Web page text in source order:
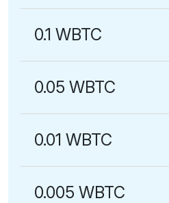
0.1 WBTC
0.05 WBTC
0.01 WBTC
0.005 WBTC